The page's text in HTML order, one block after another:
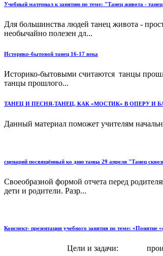
Учебный материал к занятию по теме: "Танец живота - танец
Для большинства людей танец живота -
необычайно полезен дл...
Историко-бытовой танец 16-17 века
Историко-бытовыми считаются танцы
танцы прошлого...
ТАНЕЦ И ПЕСНЯ-ТАНЕЦ, КАК «МОСТИК» В ОПЕРУ И
Данный материал поможет учителям
сценарий посвящённый ко дню танца 29 апреля "Танец
Своеобразной формой отчета перед
дети и родители. Разр...
Конспект- презентация учебного занятия по теме:
Цели и задачи: